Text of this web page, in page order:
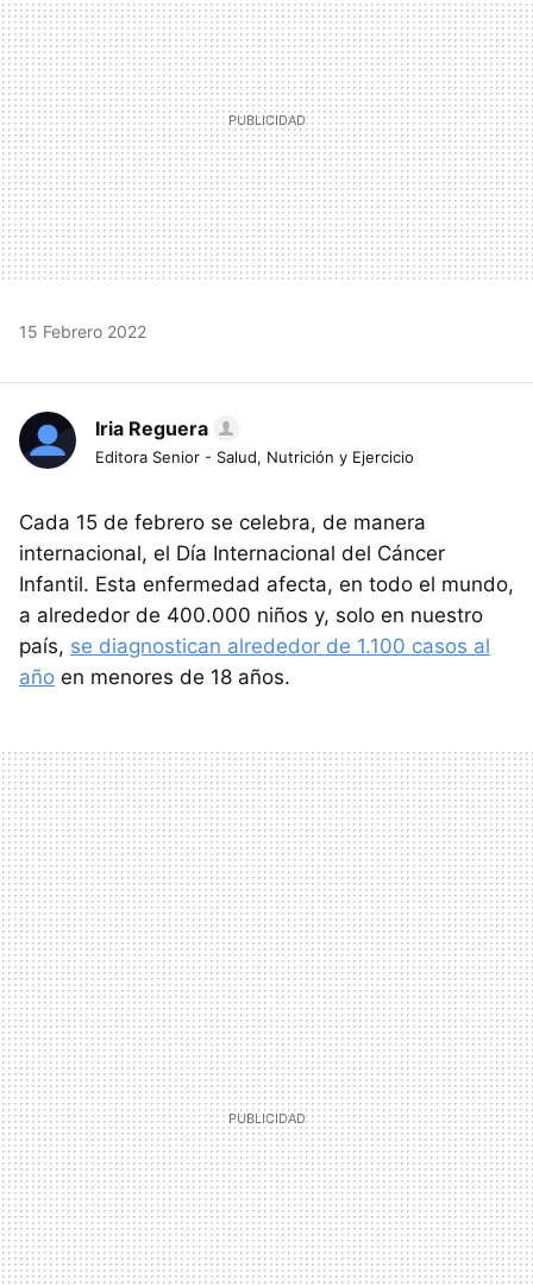
15 Febrero 2022
Iria Reguera
Editora Senior - Salud, Nutrición y Ejercicio
Cada 15 de febrero se celebra, de manera
internacional, el Día Internacional del Cáncer
Infantil. Esta enfermedad afecta, en todo el mundo,
a alrededor de 400.000 niños y, solo en nuestro
país, se diagnostican alrededor de 1.100 casos al
año en menores de 18 años.